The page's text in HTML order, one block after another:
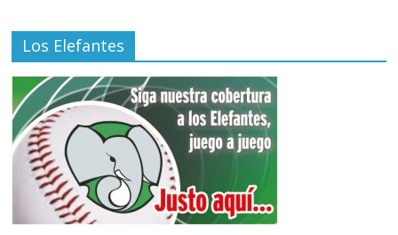
Los Elefantes